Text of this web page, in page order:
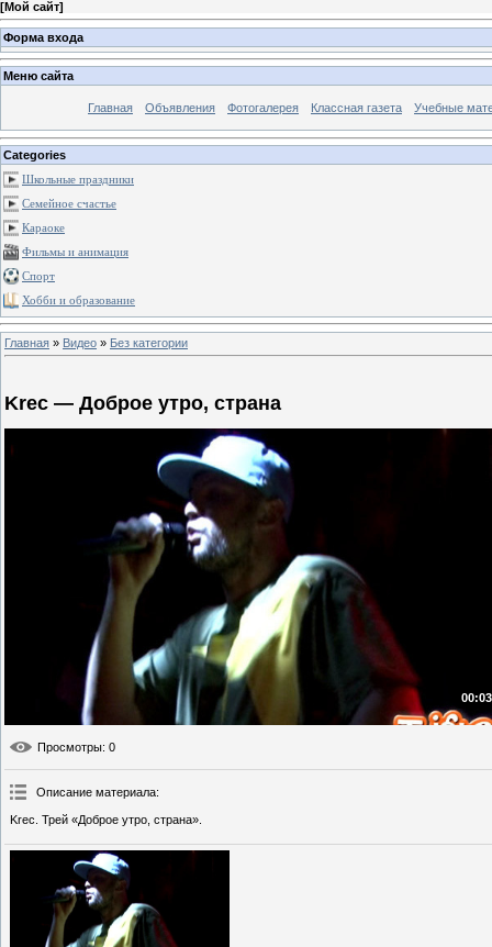
[Мой сайт]
Форма входа
Меню сайта
Главная Объявления Фотогалерея Классная газета Учебные
Categories
Школьные праздники
Семейное счастье
Караоке
Фильмы и анимация
Спорт
Хобби и образование
Главная » Видео » Без категории
Krec — Доброе утро, страна
Просмотры: 0
Описание материала:
Krec. Трей «Доброе утро, страна».